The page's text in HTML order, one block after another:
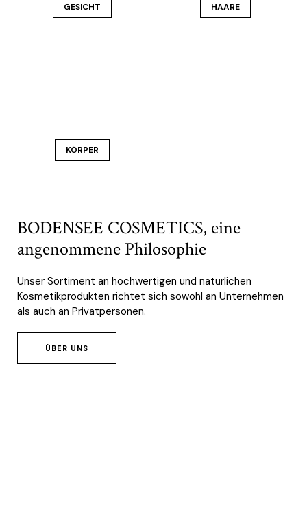
GESICHT HAARE
KÖRPER
BODENSEE COSMETICS, eine
angenommene Philosophie
Unser Sortiment an hochwertigen und natürlichen
Kosmetikprodukten richtet sich sowohl an Unternehmen
als auch an Privatpersonen.
ÜBER UNS